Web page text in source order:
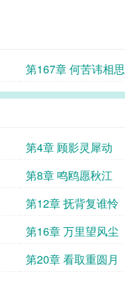
第167章 何苦讳相思
第4章 顾影灵犀动
第8章 鸣鸥愿秋江
第12章 抚背复谁怜
第16章 万里望风尘
第20章 看取重圆月